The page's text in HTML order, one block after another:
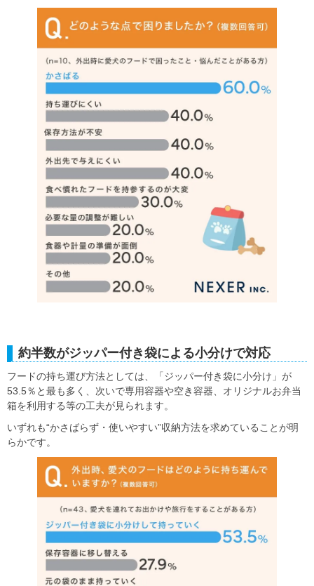
約半数がジッパー付き袋による小分けで対応
フードの持ち運び方法としては、「ジッパー付き袋に小分け」が
53.5％と最も多く、次いで専用容器や空き容器、オリジナルお弁当
箱を利用する等の工夫が見られます。
いずれも“かさばらず・使いやすい”収納方法を求めていることが明
らかです。